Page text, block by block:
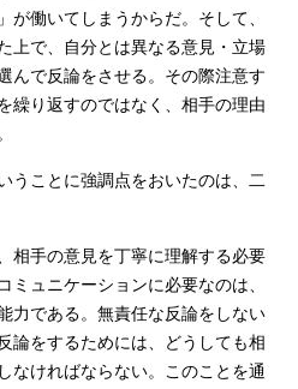
が働いてしまうからだ。そして、
上で、自分とは異なる意見・立場
んで反論をさせる。その際注意す
繰り返すのではなく、相手の理由
うことに強調点をおいたのは、二
相手の意見を丁寧に理解する必要
ミュニケーションに必要なのは、
力である。無責任な反論をしない
論をするためには、どうしても相
なければならない。このことを通